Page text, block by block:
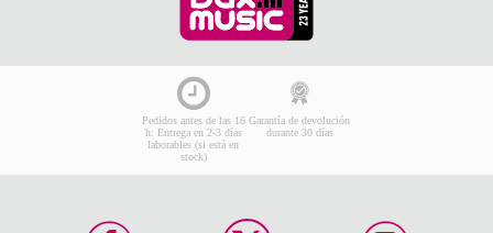
Pedidos antes de las 16
h: Entrega en 2-3 días
laborables (si está en
stock)
Garantía de devolución
durante 30 días